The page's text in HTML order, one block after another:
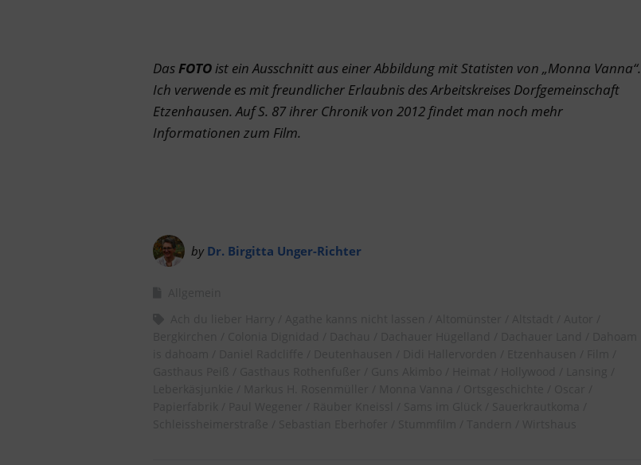
DasFOTOist ein Ausschnitt aus einer Abbildung mit Statisten von „Monna Vanna“.
Ich verwende es mit freundlicher Erlaubnis des Arbeitskreises Dorfgemeinschaft
Etzenhausen. Auf S. 87 ihrer Chronik von 2012 findet man noch mehr
Informationen zum Film.
by Dr. Birgitta Unger-Richter